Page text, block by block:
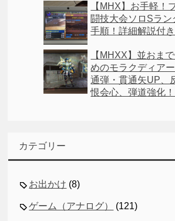
【MHX】お手軽！
闘技大会ソロSラン
手順！詳細解説付き
【MHXX】並おま
めのモラクディア
通弾・貫通矢UP、
恨会心、弾道強化！
カテゴリー
お出かけ (8)
ゲーム（アナログ） (121)